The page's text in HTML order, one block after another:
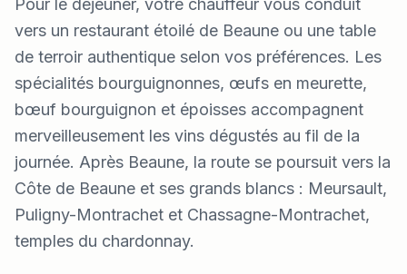
vers un restaurant étoilé de Beaune ou une table
de terroir authentique selon vos préférences. Les
spécialités bourguignonnes, œufs en meurette,
bœuf bourguignon et époisses accompagnent
merveilleusement les vins dégustés au fil de la
journée. Après Beaune, la route se poursuit vers la
Côte de Beaune et ses grands blancs : Meursault,
Puligny-Montrachet et Chassagne-Montrachet,
temples du chardonnay.